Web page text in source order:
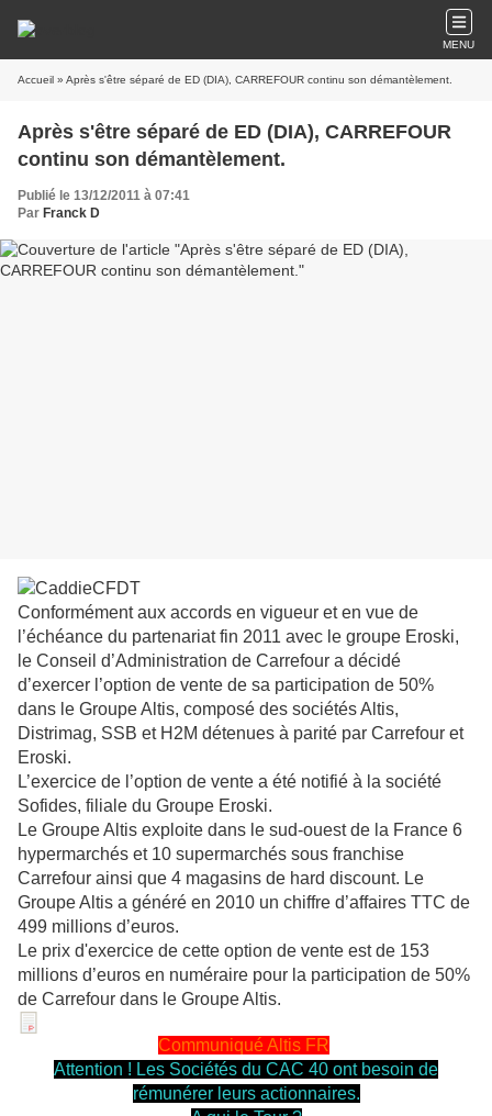
MENU
Accueil » Après s'être séparé de ED (DIA), CARREFOUR continu son démantèlement.
Après s'être séparé de ED (DIA), CARREFOUR
continu son démantèlement.
Publié le 13/12/2011 à 07:41
Par Franck D
Conformément aux accords en vigueur et en vue de
l’échéance du partenariat fin 2011 avec le groupe Eroski,
le Conseil d’Administration de Carrefour a décidé
d’exercer l’option de vente de sa participation de 50%
dans le Groupe Altis, composé des sociétés Altis,
Distrimag, SSB et H2M détenues à parité par Carrefour et
Eroski.
L’exercice de l’option de vente a été notifié à la société
Sofides, filiale du Groupe Eroski.
Le Groupe Altis exploite dans le sud-ouest de la France 6
hypermarchés et 10 supermarchés sous franchise
Carrefour ainsi que 4 magasins de hard discount. Le
Groupe Altis a généré en 2010 un chiffre d’affaires TTC de
499 millions d’euros.
Le prix d'exercice de cette option de vente est de 153
millions d’euros en numéraire pour la participation de 50%
de Carrefour dans le Groupe Altis.
Communiqué Altis FR
Attention ! Les Sociétés du CAC 40 ont besoin de
rémunérer leurs actionnaires.